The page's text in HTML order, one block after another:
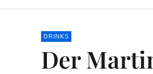
DRINKS
Der